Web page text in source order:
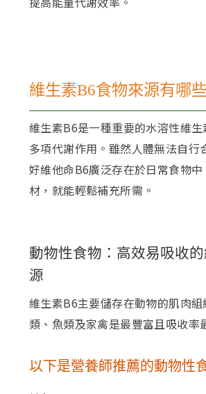
維生素B6食物來源有哪
維生素B6是一種重要的水溶性維
多項代謝作用。雖然人體無法自行
好維他命B6廣泛存在於日常食物
材，就能輕鬆補充所需。
動物性食物：高效易吸收
源
維生素B6主要儲存在動物的肌肉
類、魚類及家禽是最豐富且吸收率
以下是營養師推薦的動物性